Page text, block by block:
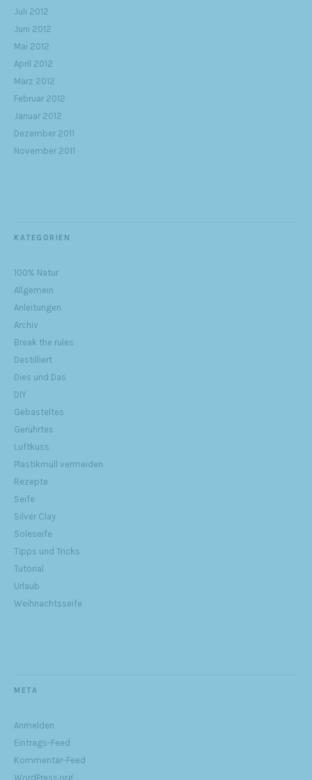
Juli 2012
Juni 2012
Mai 2012
April 2012
März 2012
Februar 2012
Januar 2012
Dezember 2011
November 2011
KATEGORIEN
100% Natur
Allgemein
Anleitungen
Archiv
Break the rules
Destilliert
Dies und Das
DIY
Gebasteltes
Gerührtes
Luftkuss
Plastikmüll vermeiden
Rezepte
Seife
Silver Clay
Soleseife
Tipps und Tricks
Tutorial
Urlaub
Weihnachtsseife
META
Anmelden
Eintrags-Feed
Kommentar-Feed
WordPress.org